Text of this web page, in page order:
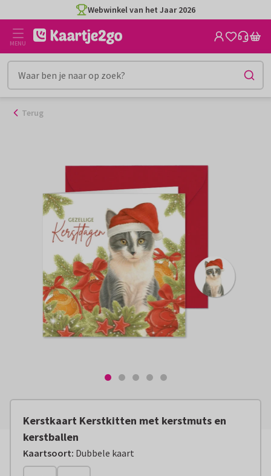
naar
inhoud
Webwinkel van het Jaar 2026
MENU
Terug
Kerstkaart Kerstkitten met kerstmuts en
kerstballen
Kaartsoort: Dubbele kaart